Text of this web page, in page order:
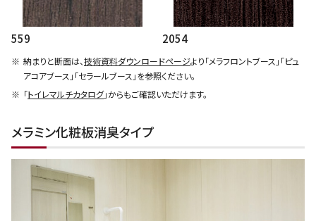
559 2054
納まりと断面は、技術資料ダウンロードページより「メラフロントブース」「ピュ
アコアブース」「セラールブース」を参照ください。
「トイレマルチカタログ」からもご確認いただけます。
メラミン化粧板消臭タイプ